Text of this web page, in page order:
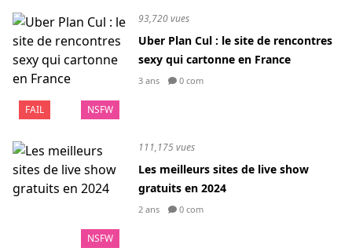
FAIL NSFW
93,720 vues
Uber Plan Cul : le site de rencontres
sexy qui cartonne en France
3 ans 0 com
NSFW
111,175 vues
Les meilleurs sites de live show
gratuits en 2024
2 ans 0 com